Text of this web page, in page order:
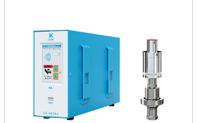
20kHz-3000W 模拟 灵科超声